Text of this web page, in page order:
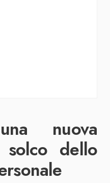
nuova
solco dello